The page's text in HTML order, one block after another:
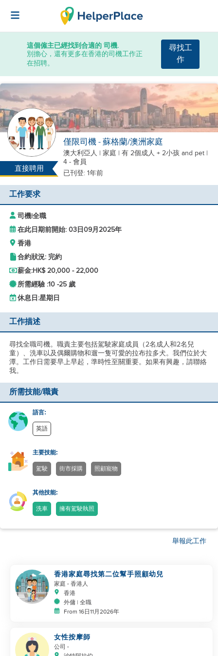
這個僱主已經找到合適的 司機.
別擔心，還有更多在香港的司機工作正
在招聘。
尋找工
作
直接聘用
僅限司機 - 蘇格蘭/澳洲家庭
澳大利亞人 | 家庭 | 有 2個成人 + 2小孩 and pet |
4 - 會員
已刊登: 1年前
工作要求
司機|全職
在此日期前開始: 03日09月2025年
香港
合約狀況: 完約
薪金:HK$ 20,000 - 22,000
所需經驗 :10 -25 歲
休息日:星期日
工作描述
尋找全職司機。職責主要包括駕駛家庭成員（2名成人和2名兒
童）、洗車以及偶爾購物和遛一隻可愛的拉布拉多犬。我們位於大
潭。工作日需要早上早起，準時性至關重要。如果有興趣，請聯絡
我。
所需技能/職責
語言:
英語
主要技能:
駕駛 街市採購 照顧寵物
其他技能:
洗車 擁有駕駛執照
舉報此工作
香港家庭尋找第二位幫手照顧幼兒
家庭 - 香港人
香港
外傭 | 全職
From 16日11月2026年
女性按摩師
公司 -